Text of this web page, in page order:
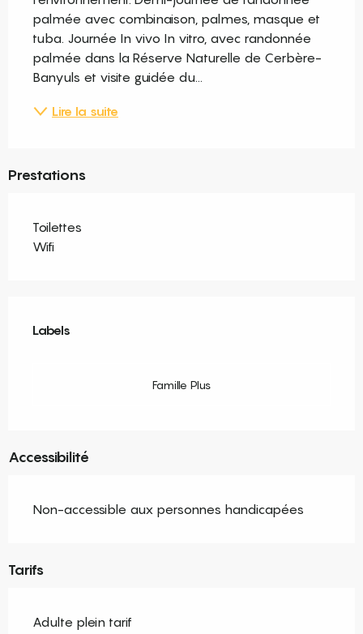
palmée avec combinaison, palmes, masque et
tuba. Journée In vivo In vitro, avec randonnée
palmée dans la Réserve Naturelle de Cerbère-
Banyuls et visite guidée du...
Lire la suite
Prestations
Toilettes
Wifi
Labels
Labels
Famille Plus
Accessibilité
Non-accessible aux personnes handicapées
Tarifs
Adulte plein tarif